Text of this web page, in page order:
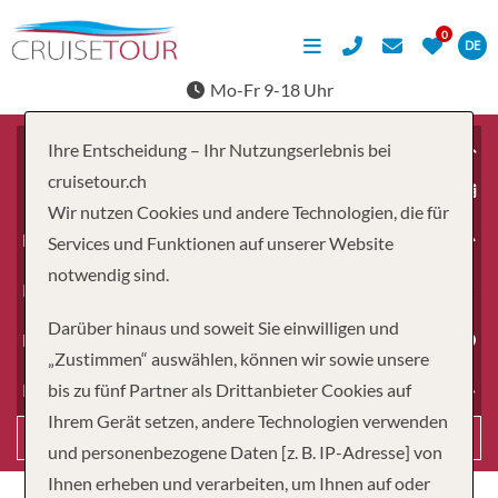
DE
Mo-Fr 9-18 Uhr
Erwachsene
Kinder
Dauer
Reiseart
Ihre Entscheidung – Ihr Nutzungserlebnis bei
cruisetour.ch
Wir nutzen Cookies und andere Technologien, die für
Services und Funktionen auf unserer Website
notwendig sind.
Darüber hinaus und soweit Sie einwilligen und
„Zustimmen“ auswählen, können wir sowie unsere
bis zu fünf Partner als Drittanbieter Cookies auf
Ihrem Gerät setzen, andere Technologien verwenden
und personenbezogene Daten [z. B. IP-Adresse] von
Ihnen erheben und verarbeiten, um Ihnen auf oder